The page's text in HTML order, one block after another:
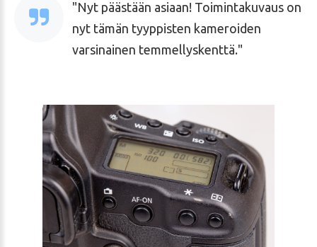
Nyt päästään asiaan! Toimintakuvaus on
nyt tämän tyyppisten kameroiden
varsinainen temmellyskenttä.